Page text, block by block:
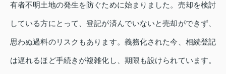
有者不明土地の発生を防ぐために始まりました。売却を検討
している方にとって、登記が済んでいないと売却ができず、
思わぬ過料のリスクもあります。義務化された今、相続登記
は遅れるほど手続きが複雑化し、期限も設けられています。